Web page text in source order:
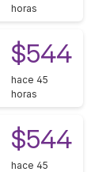
horas
$544
hace 45
horas
$544
hace 45